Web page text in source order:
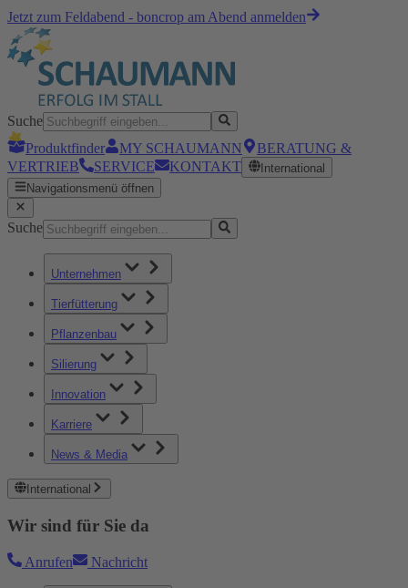
Jetzt zum Feldabend - boncrop am Abend anmelden
Suche
Produktfinder
MY SCHAUMANN
BERATUNG &
VERTRIEB
SERVICE KONTAKT
International
Navigationsmenü öffnen
Suche
Unternehmen
Tierfütterung
Pflanzenbau
Silierung
Innovation
Karriere
News & Media
International
Wir sind für Sie da
Anrufen Nachricht